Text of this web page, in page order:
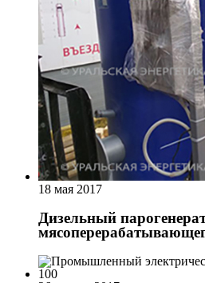
18 мая 2017
Дизельный